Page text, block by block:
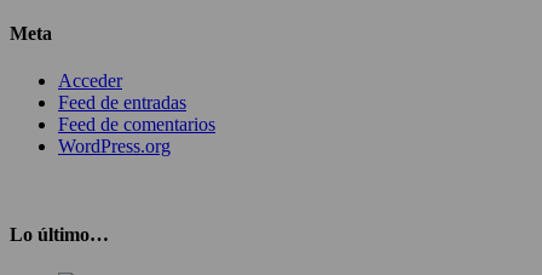
Meta
Acceder
Feed de entradas
Feed de comentarios
WordPress.org
Lo último…